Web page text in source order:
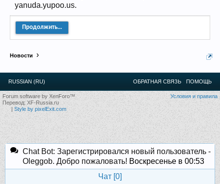
yanuda.yupoo.us.
Продолжить...
Новости
RUSSIAN (RU) ОБРАТНАЯ СВЯЗЬ ПОМОЩЬ
Условия и правила
Forum software by XenForo™
Перевод:XF-Russia.ru
|Style by pixelExit.com
Chat Bot: Зарегистрировался новый пользователь -
Oleggob. Добро пожаловать! Воскресенье в 00:53
Чат [0]